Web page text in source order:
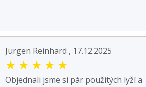
Jürgen Reinhard , 17.12.2025
★ ★ ★ ★ ★
Objednali jsme si pár použitých lyží a